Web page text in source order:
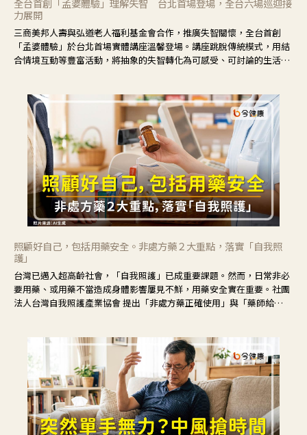
全台首創「孟婆體驗」理解失智 台北首場登場，全台六場巡迴接
力展開
三商美邦人壽與弘道老人福利基金會合作，推廣失智關懷，全台首創
「孟婆體驗」於台北首場實體講座溫馨登場。講座跳脫傳統模式，用結
合情境互動等豐富活動，將抽象的失智轉化為可感受、可討論的生活情
照顧好自己，包括用藥安全。非處方藥２大重點，落實「自我照
護」
台灣已邁入超高齡社會，「自我照護」已成重要課題。然而，日常非必
要用藥、或用藥不當造成身體影響屢見不鮮，用藥安全實在重要。社團
法人台灣自我照護產業協會 提出「非處方藥正確使用」與「藥師給